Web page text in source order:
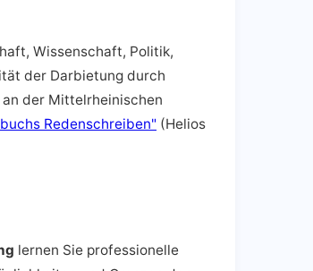
Wissenschaft, Politik,
der Darbietung durch
der Mittelrheinischen
Redenschreiben" (Helios
lernen Sie professionelle